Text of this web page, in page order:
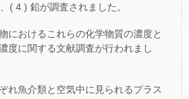
( 4 ) 鉛が調査されました。
におけるこれらの化学物質の濃度と
度に関する文献調査が行われまし
れ魚介類と空気中に見られるプラス